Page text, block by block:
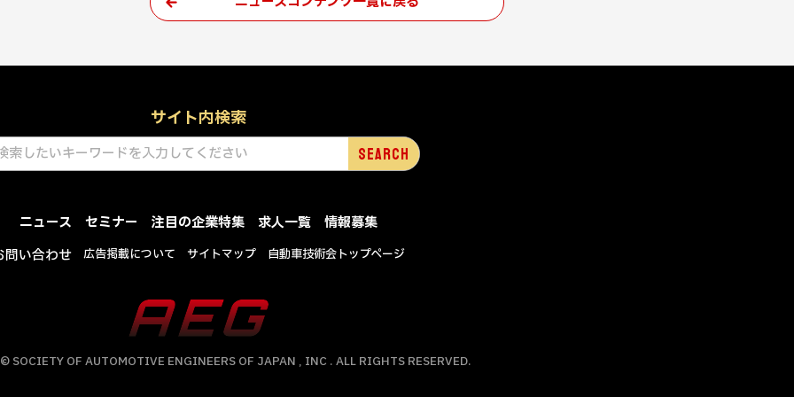
サイト内検索
ニュース セミナー 注目の企業特集 求人一覧
情報募集
問い合わせ
広告掲載について サイトマップ 自動車技術会トップページ
SOCIETY OF AUTOMOTIVE ENGINEERS OF JAPAN , INC . ALL RIGHTS RESERVED.